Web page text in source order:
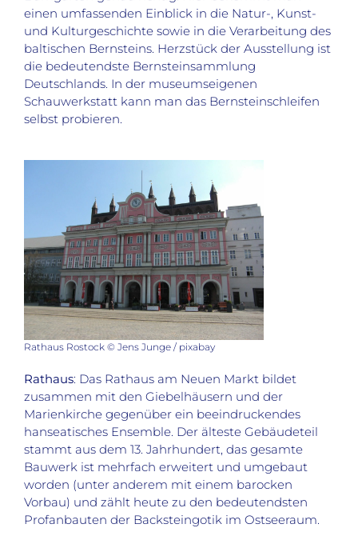
einen umfassenden Einblick in die Natur-, Kunst-
und Kulturgeschichte sowie in die Verarbeitung des
baltischen Bernsteins. Herzstück der Ausstellung ist
die bedeutendste Bernsteinsammlung
Deutschlands. In der museumseigenen
Schauwerkstatt kann man das Bernsteinschleifen
selbst probieren.
Rathaus Rostock © Jens Junge / pixabay
Rathaus: Das Rathaus am Neuen Markt bildet
zusammen mit den Giebelhäusern und der
Marienkirche gegenüber ein beeindruckendes
hanseatisches Ensemble. Der älteste Gebäudeteil
stammt aus dem 13. Jahrhundert, das gesamte
Bauwerk ist mehrfach erweitert und umgebaut
worden (unter anderem mit einem barocken
Vorbau) und zählt heute zu den bedeutendsten
Profanbauten der Backsteingotik im Ostseeraum.